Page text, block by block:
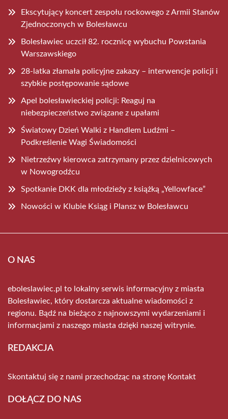
Ekscytujący koncert zespołu rockowego z Armii Stanów
Zjednoczonych w Bolesławcu
Bolesławiec uczcił 82. rocznicę wybuchu Powstania
Warszawskiego
28-latka złamała policyjne zakazy – interwencje policji i
szybkie postępowanie sądowe
Apel bolesławieckiej policji: Reaguj na
niebezpieczeństwo związane z upałami
Światowy Dzień Walki z Handlem Ludźmi –
Podkreślenie Wagi Świadomości
Nietrzeźwy kierowca zatrzymany przez dzielnicowych
w Nowogrodźcu
Spotkanie DKK dla młodzieży z książką „Yellowface”
Nowości w Klubie Ksiąg i Plansz w Bolesławcu
O NAS
eboleslawiec.pl to lokalny serwis informacyjny z miasta
Bolesławiec, który dostarcza aktualne wiadomości z
regionu. Bądź na bieżąco z najnowszymi wydarzeniami i
informacjami z naszego miasta dzięki naszej witrynie.
REDAKCJA
Skontaktuj się z nami przechodząc na stronę Kontakt
DOŁĄCZ DO NAS